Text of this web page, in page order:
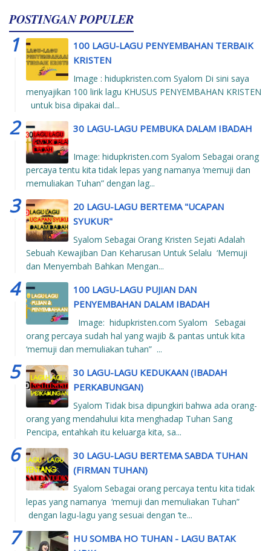
POSTINGAN POPULER
100 LAGU-LAGU PENYEMBAHAN TERBAIK
KRISTEN
Image : hidupkristen.com Syalom Di sini saya
menyajikan 100 lirik lagu KHUSUS PENYEMBAHAN KRISTEN
untuk bisa dipakai dal...
30 LAGU-LAGU PEMBUKA DALAM IBADAH
Image: hidupkristen.com Syalom Sebagai orang
percaya tentu kita tidak lepas yang namanya ‘memuji dan
memuliakan Tuhan” dengan lag...
20 LAGU-LAGU BERTEMA "UCAPAN
SYUKUR"
Syalom Sebagai Orang Kristen Sejati Adalah
Sebuah Kewajiban Dan Keharusan Untuk Selalu ‘Memuji
dan Menyembah Bahkan Mengan...
100 LAGU-LAGU PUJIAN DAN
PENYEMBAHAN DALAM IBADAH
Image: hidupkristen.com Syalom Sebagai
orang percaya sudah hal yang wajib & pantas untuk kita
‘memuji dan memuliakan tuhan” ...
30 LAGU-LAGU KEDUKAAN (IBADAH
PERKABUNGAN)
Syalom Tidak bisa dipungkiri bahwa ada orang-
orang yang mendahului kita menghadap Tuhan Sang
Pencipa, entahkah itu keluarga kita, sa...
30 LAGU-LAGU BERTEMA SABDA TUHAN
(FIRMAN TUHAN)
Syalom Sebagai orang percaya tentu kita tidak
lepas yang namanya ‘memuji dan memuliakan Tuhan”
dengan lagu-lagu yang sesuai dengan ‘te...
HU SOMBA HO TUHAN - LAGU BATAK